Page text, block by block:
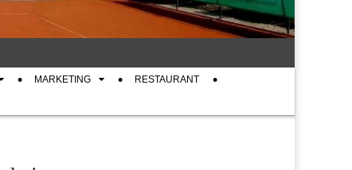
MARKETING RESTAURANT